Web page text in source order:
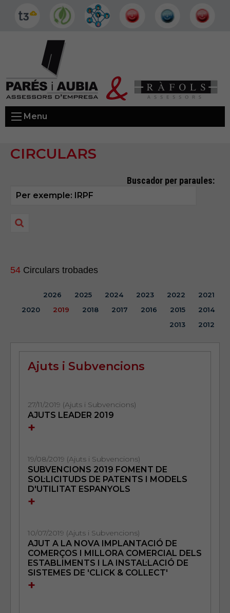
Menu
CIRCULARS
Buscador per paraules:
54 Circulars trobades
2026 2025 2024 2023 2022
2021
2020
2019 2018 2017 2016 2015
2014
2013
2012
Ajuts i Subvencions
27/11/2019 (Ajuts i Subvencions)
AJUTS LEADER 2019
+
19/08/2019 (Ajuts i Subvencions)
SUBVENCIONS 2019 FOMENT DE
SOL·LICITUDS DE PATENTS I MODELS
D'UTILITAT ESPANYOLS
+
10/07/2019 (Ajuts i Subvencions)
AJUT A LA NOVA IMPLANTACIÓ DE
COMERÇOS I MILLORA COMERCIAL DELS
ESTABLIMENTS I LA INSTAL·LACIÓ DE
SISTEMES DE 'CLICK & COLLECT'
+